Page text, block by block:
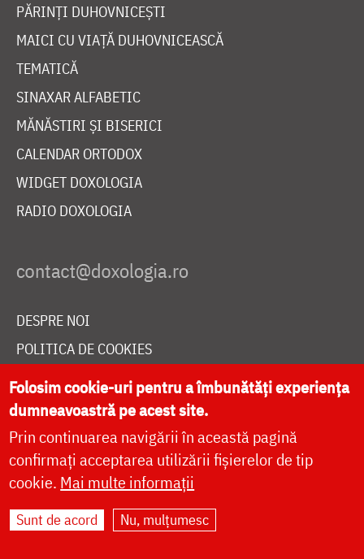
PĂRINȚI DUHOVNICEȘTI
MAICI CU VIAȚĂ DUHOVNICEASCĂ
TEMATICĂ
SINAXAR ALFABETIC
MĂNĂSTIRI ȘI BISERICI
CALENDAR ORTODOX
WIDGET DOXOLOGIA
RADIO DOXOLOGIA
DESPRE NOI
POLITICA DE COOKIES
DONEAZĂ ONLINE PENTRU CATEDRALA NAȚIONALĂ
LIVE
Site dezvoltat deDOXOLOGIA MEDIA
Arhiepiscopia Iașilor | ©
Folosim cookie-uri pentru a îmbunătăți experiența
dumneavoastră pe acest site.
Prin continuarea navigării în această pagină
confirmați acceptarea utilizării fișierelor de tip
cookie. Mai multe informații
Sunt de acord Nu, mulțumesc